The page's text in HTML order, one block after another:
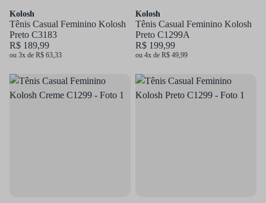
Kolosh
Tênis Casual Feminino Kolosh
Preto C3183
R$ 189,99
ou 3x de R$ 63,33
Kolosh
Tênis Casual Feminino Kolosh
Preto C1299A
R$ 199,99
ou 4x de R$ 49,99